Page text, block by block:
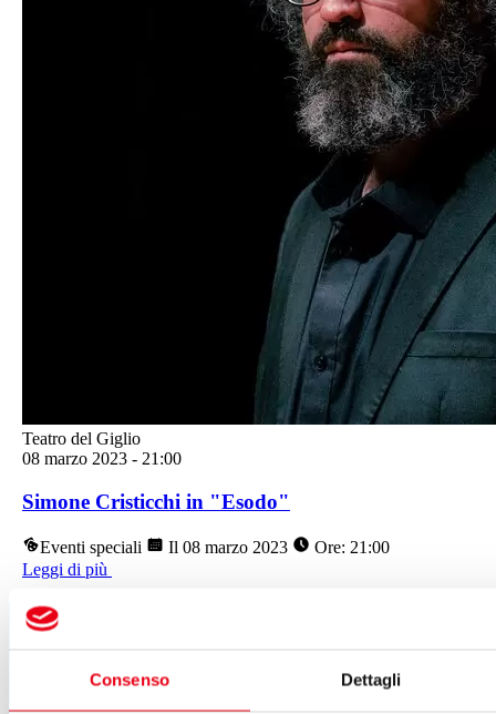
Consenso Dettagli
Teatro del Giglio
08 marzo 2023 - 21:00
Simone Cristicchi in "Esodo"
Eventi speciali Il 08 marzo 2023
Ore: 21:00
Leggi di più
Segui tutte le novità